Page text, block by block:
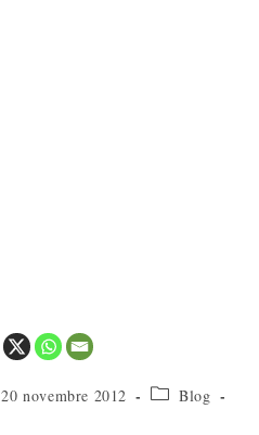
20 novembre 2012
Blog